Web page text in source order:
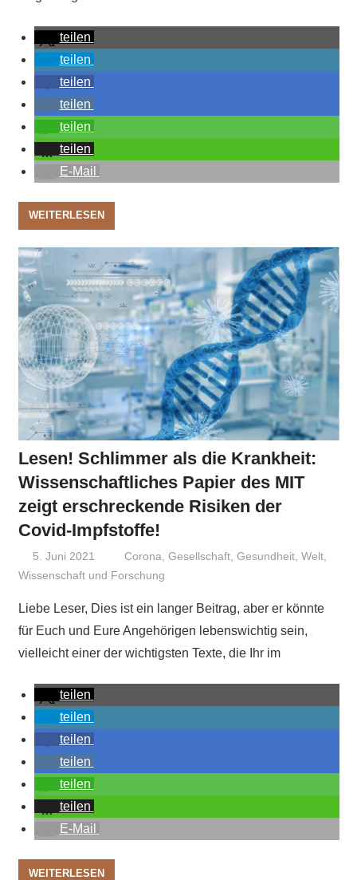
teilen
teilen
teilen
teilen
teilen
teilen
E-Mail
WEITERLESEN
Lesen! Schlimmer als die Krankheit:
Wissenschaftliches Papier des MIT
zeigt erschreckende Risiken der
Covid-Impfstoffe!
5. Juni 2021 Niki Vogt
Corona ,Gesellschaft ,Gesundheit ,Welt
Wissenschaft und Forschung
Liebe Leser, Dies ist ein langer Beitrag, aber er könnte
für Euch und Eure Angehörigen lebenswichtig sein,
vielleicht einer der wichtigsten Texte, die Ihr im
teilen
teilen
teilen
teilen
teilen
teilen
E-Mail
WEITERLESEN